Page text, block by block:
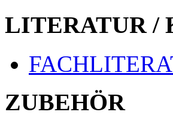
LITERATUR /
ZUBEHÖR